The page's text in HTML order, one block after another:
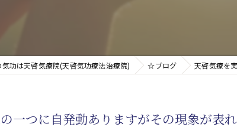
気功は天啓気療院(天啓気功療法治療院) ☆ブログ 天啓気療を
一つに自発動ありますがその現象が表